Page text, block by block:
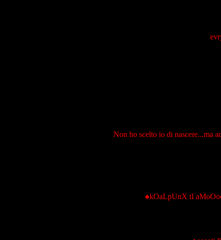
Non ho scelto io di nascere...ma
♠kOaLpUnX tI